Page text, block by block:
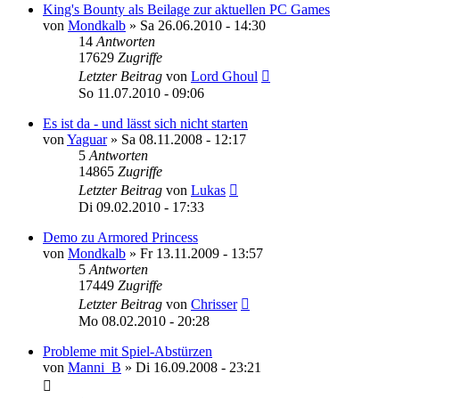
King's Bounty als Beilage zur aktuellen PC Games
von Mondkalb » Sa 26.06.2010 - 14:30
14 Antworten
17629 Zugriffe
Letzter Beitrag von Lord Ghoul
So 11.07.2010 - 09:06
Es ist da - und lässt sich nicht starten
von Yaguar» Sa 08.11.2008 - 12:17
5 Antworten
14865 Zugriffe
Letzter Beitrag von Lukas
Di 09.02.2010 - 17:33
Demo zu Armored Princess
von Mondkalb » Fr 13.11.2009 - 13:57
5 Antworten
17449 Zugriffe
Letzter Beitrag von Chrisser
Mo 08.02.2010 - 20:28
Probleme mit Spiel-Abstürzen
von Manni_B » Di 16.09.2008 - 23:21